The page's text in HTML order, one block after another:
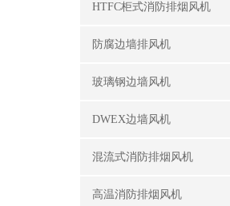
HTFC柜式消防排烟风机
防腐边墙排风机
玻璃钢边墙风机
DWEX边墙风机
混流式消防排烟风机
高温消防排烟风机